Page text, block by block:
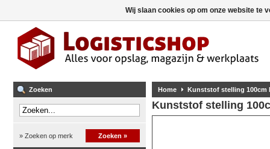
Zoeken
» Zoeken op merk Zoeken »
Home Kunststof stelling 100cm
Kunststof stelling
Wij slaan cookies op om onze website te